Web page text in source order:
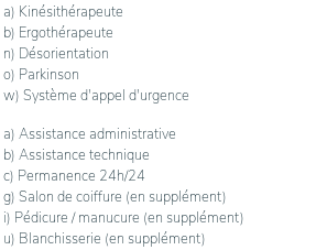
a) Kinésithérapeute
b) Ergothérapeute
n) Désorientation
o) Parkinson
w) Système d'appel d'urgence
a) Assistance administrative
b) Assistance technique
c) Permanence 24h/24
g) Salon de coiffure (en supplément)
i) Pédicure / manucure (en supplément)
u) Blanchisserie (en supplément)